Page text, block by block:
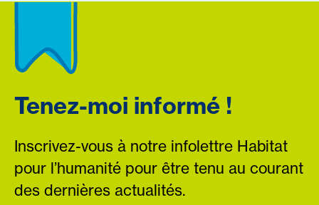
Tenez-moi informé !
Inscrivez-vous à notre infolettre Habitat
pour l’humanité pour être tenu au courant
des dernières actualités.